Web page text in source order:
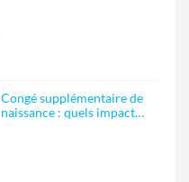
Congé supplémentaire de
naissance : quels impact…